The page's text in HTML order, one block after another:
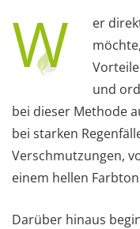
W
er
und
bei dieser Methode
bei starken
Verschmutzungen,
einem hellen
Darüber hinaus